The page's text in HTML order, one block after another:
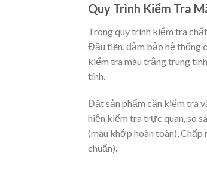
Quy Trình Kiểm Tra
Trong quy trình kiểm tra
Đầu tiên, đảm bảo hệ thống
kiểm tra màu trắng trung
tính.
Đặt sản phẩm cần kiểm tra
hiện kiểm tra trực quan, so
(màu khớp hoàn toàn),
chuẩn).